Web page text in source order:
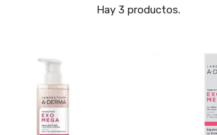
Hay 3 productos.